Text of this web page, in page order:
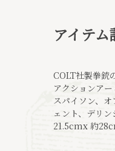
アイテ
COLT社製拳銃
アクションア
スパイソン、
ェント、デリ
21.5cmx 約